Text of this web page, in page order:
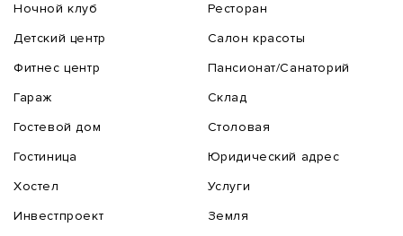
Ночной клуб
Детский центр
Фитнес центр
Гараж
Гостевой дом
Гостиница
Хостел
Инвестпроект
Ресторан
Салон красоты
Пансионат/Санаторий
Склад
Столовая
Юридический адрес
Услуги
Земля